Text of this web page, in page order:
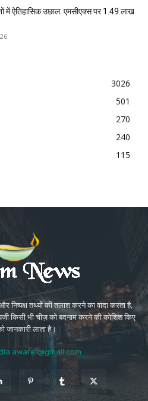
में ऐतिहासिक उछाल: एमसीएक्स पर 1.49 लाख
3026
501
270
240
115
निष्पक्ष तथ्यों की तलाश करने का वादा करता है,
किसी भी चीज़ को बदनाम करने की कोशिश किए
जानकारी लाता है।